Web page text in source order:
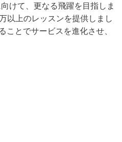
けて、更なる飛躍を目指しま
以上のレッスンを提供しまし
とでサービスを進化させ、